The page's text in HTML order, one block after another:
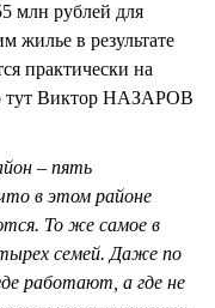
млн рублей для
жилье в результате
практически на
тут Виктор НАЗАРОВ
– пять
в этом районе
То же самое в
семей. Даже по
работают, а где не